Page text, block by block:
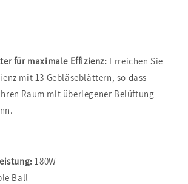
für maximale Effizienz: Erreichen Sie
mit 13 Gebläseblättern, so dass
Raum mit überlegener Belüftung
180W
Ball